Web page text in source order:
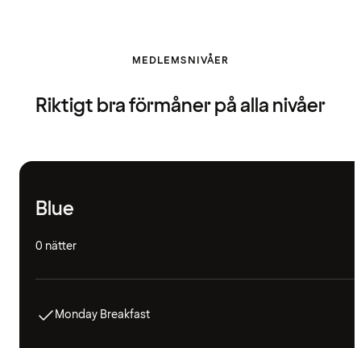
MEDLEMSNIVÅER
Riktigt bra förmåner på alla nivåer
Blue
0 nätter
Monday Breakfast